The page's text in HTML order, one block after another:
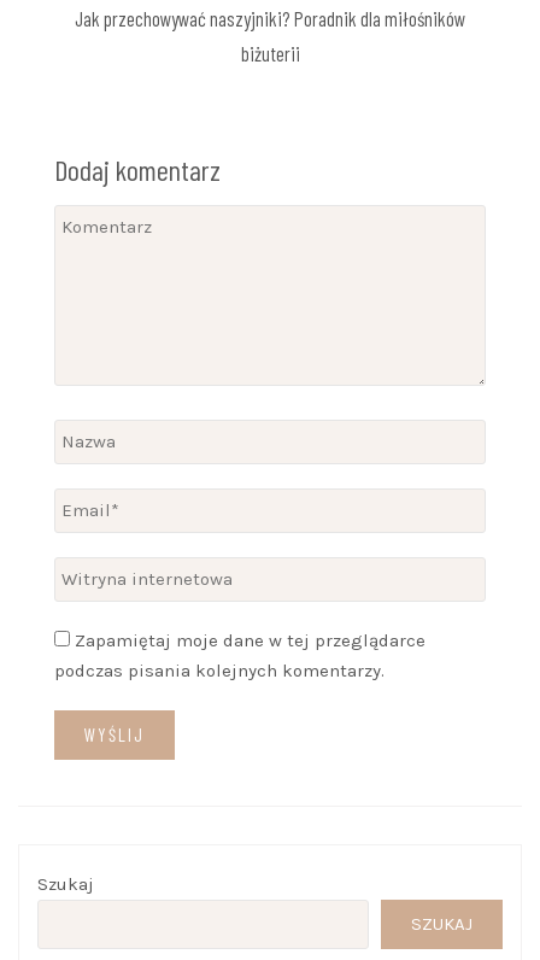
Jak przechowywać naszyjniki? Poradnik dla miłośników
biżuterii
Dodaj komentarz
Zapamiętaj moje dane w tej przeglądarce
podczas pisania kolejnych komentarzy.
Szukaj
SZUKAJ